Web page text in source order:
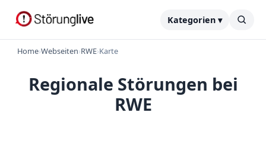
Kategorien ▾
Home›Webseiten›RWE›Karte
Regionale Störungen bei
RWE